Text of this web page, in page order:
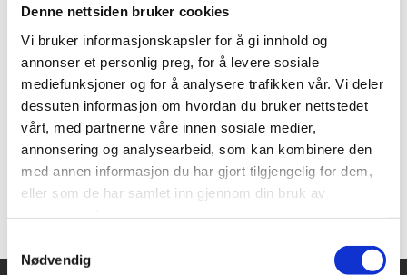
Denne nettsiden bruker cookies
Vi bruker informasjonskapsler for å gi innhold og
annonser et personlig preg, for å levere sosiale
mediefunksjoner og for å analysere trafikken vår. Vi deler
dessuten informasjon om hvordan du bruker nettstedet
vårt, med partnerne våre innen sosiale medier,
annonsering og analysearbeid, som kan kombinere den
med annen informasjon du har gjort tilgjengelig for dem,
eller som de har samlet inn gjennom din bruk av
Nødvendig
NHO.
Hvordan står det egentlig til med samarbeidet mellom
våre organisasjoner?
Hvorfor jobber vi så tett med ulike prosjekter
Og mye annet spennende!
Lytt til denne ukens episode her:Hvorfor samarbeider
LO og NHO så tett? - Kameratpraten - en podkast fra